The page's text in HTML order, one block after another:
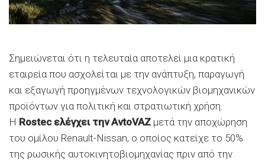
Σημειώνεται ότι η τελευταία αποτελεί μια κρατική
εταιρεία που ασχολείται με την ανάπτυξη, παραγωγή
και εξαγωγή προηγμένων τεχνολογικών βιομηχανικών
προϊόντων για πολιτική και στρατιωτική χρήση.
H Rostec ελέγχει την AvtoVAZ μετά την αποχώρηση
του ομίλου Renault-Nissan, ο οποίος κατείχε το 50%
της ρωσικής αυτοκινητοβιομηχανίας πριν από την